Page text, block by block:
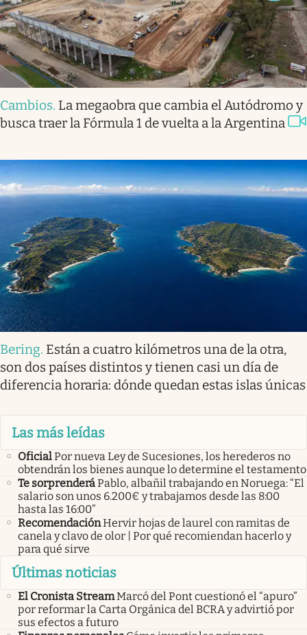
Cambios. La megaobra que cambia el Autódromo y
busca traer la Fórmula 1 de vuelta a la Argentina
Bering. Están a cuatro kilómetros una de la otra,
son dos países distintos y tienen casi un día de
diferencia horaria: dónde quedan estas islas únicas
Las más leídas
OficialPor nueva Ley de Sucesiones, los herederos no
obtendrán los bienes aunque lo determine el testamento
Te sorprenderáPablo, albañil trabajando en Noruega: “El
salario son unos 6.200€ y trabajamos desde las 8:00
hasta las 16:00”
RecomendaciónHervir hojas de laurel con ramitas de
canela y clavo de olor | Por qué recomiendan hacerlo y
para qué sirve
Últimas noticias
El Cronista StreamMarcó del Pont cuestionó el “apuro”
por reformar la Carta Orgánica del BCRA y advirtió por
sus efectos a futuro